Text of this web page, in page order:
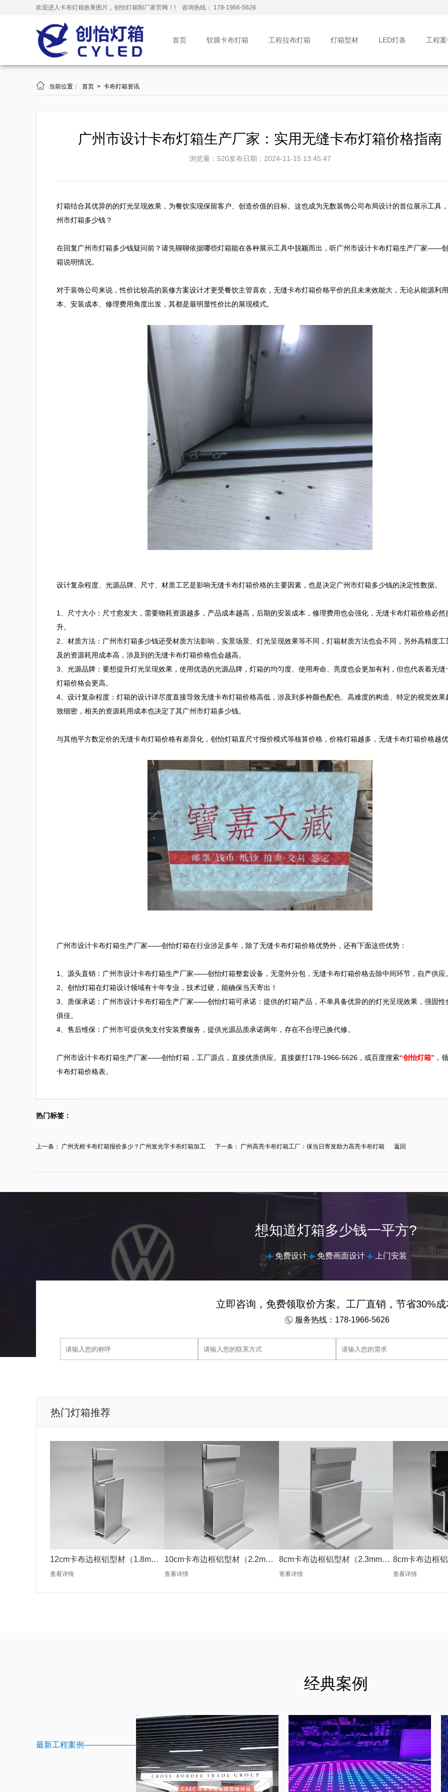
欢迎进入卡布灯箱效果图片，创怡灯箱制厂家官网！! 咨询热线： 178-1966-5626
首页 软膜卡布灯箱 工程拉布灯箱 灯箱型材 LED灯条 工程
 当前位置： 首页 > 卡布灯箱资讯
广州市设计卡布灯箱生产厂家：实用无缝卡布灯箱价格指南
浏览量：520发布日期：2024-11-15 13:45:47
灯箱结合其优异的的灯光呈现效果，为餐饮实现保留客户、创造价值的目标。这也成为无数装饰公司布局设计的首位展示工具
州市灯箱多少钱？
在回复广州市灯箱多少钱疑问前？请先聊聊依据哪些灯箱能在各种展示工具中脱颖而出，听广州市设计卡布灯箱生产厂家——
箱说明情况。
对于装饰公司来说，性价比较高的装修方案设计才更受餐饮主管喜欢，无缝卡布灯箱价格平价的且未来效能大，无论从能源利
本、安装成本、修理费用角度出发，其都是最明显性价比的展现模式。
设计复杂程度、光源品牌、尺寸、材质工艺是影响无缝卡布灯箱价格的主要因素，也是决定广州市灯箱多少钱的决定性数据。
1、尺寸大小：尺寸愈发大，需要物耗资源越多，产品成本越高，后期的安装成本，修理费用也会强化，无缝卡布灯箱价格必然
升。
2、材质方法：广州市灯箱多少钱还受材质方法影响，实景场景、灯光呈现效果等不同，灯箱材质方法也会不同，另外高精度工
及的资源耗用成本高，涉及到的无缝卡布灯箱价格也会越高。
3、光源品牌：要想提升灯光呈现效果，使用优选的光源品牌，灯箱的均匀度、使用寿命、亮度也会更加有利，但也代表着无缝
灯箱价格会更高。
4、设计复杂程度：灯箱的设计详尽度直接导致无缝卡布灯箱价格高低，涉及到多种颜色配色、高难度的构造、特定的视觉效果
致细密，相关的资源耗用成本也决定了其广州市灯箱多少钱。
与其他平方数定价的无缝卡布灯箱价格有差异化，创怡灯箱直尺寸报价模式等核算价格，价格灯箱越多，无缝卡布灯箱价格越
广州市设计卡布灯箱生产厂家——创怡灯箱在行业涉足多年，除了无缝卡布灯箱价格优势外，还有下面这些优势：
1、源头直销：广州市设计卡布灯箱生产厂家——创怡灯箱整套设备，无需外分包，无缝卡布灯箱价格去除中间环节，自产供应
2、创怡灯箱在灯箱设计领域有十年专业，技术过硬，能确保当天寄出！
3、质保承诺：广州市设计卡布灯箱生产厂家——创怡灯箱可承诺：提供的灯箱产品，不单具备优异的的灯光呈现效果，强固性
俱佳。
4、售后维保：广州市可提供免支付安装费服务，提供光源品质承诺两年，存在不合理已换代修。
广州市设计卡布灯箱生产厂家——创怡灯箱，工厂源点，直接优质供应。直接拨打178-1966-5626，或百度搜索“创怡灯箱” ，
卡布灯箱价格表。
热门标签：
上一条： 广州无框卡布灯箱报价多少？广州发光字卡布灯箱加工
下一条： 广州高亮卡布灯箱工厂：保当日寄发助力高亮卡布灯箱
返回
想知道灯箱多少钱一平方?
免费设计 免费画面设计 上门安装
立即咨询，免费领取价方案。工厂直销，节省30%成
服务热线：178-1966-5626
热门灯箱推荐
12cm卡布边框铝型材（1.8mm
银色）
查看详情
10cm卡布边框铝型材（2.2mm
银色）
查看详情
8cm卡布边框铝型材（2.3mm银
色）
查看详情
8cm卡布边框
色）
查看详情
经典案例
最新工程案例